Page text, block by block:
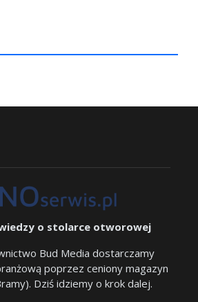
o stolarce otworowej
Bud Media dostarczamy
poprzez ceniony magazyn
Dziś idziemy o krok dalej.